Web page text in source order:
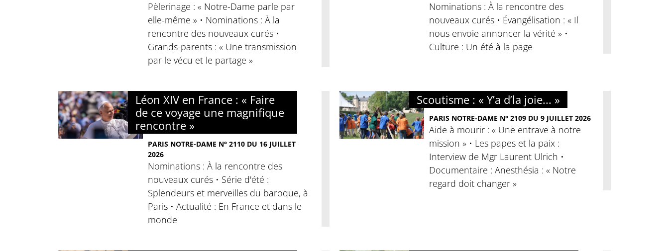
Pèlerinage : « Notre-Dame parle par
elle-même » • Nominations : À la
rencontre des nouveaux curés •
Grands-parents : « Une transmission
par le vécu et le partage »
Nominations : À la rencontre des
nouveaux curés • Évangélisation : « Il
nous envoie annoncer la vérité » •
Culture : Un été à la page
Léon XIV en France : « Faire
de ce voyage une magnifique
rencontre »
PARIS NOTRE-DAME N° 2110 DU 16 JUILLET
2026
Nominations : À la rencontre des
nouveaux curés • Série d'été :
Splendeurs et merveilles du baroque, à
Paris • Actualité : En France et dans le
monde
Scoutisme : « Y’a d’la joie... »
PARIS NOTRE-DAME N° 2109 DU 9 JUILLET 2026
Aide à mourir : « Une entrave à notre
mission » • Les papes et la paix :
Interview de Mgr Laurent Ulrich •
Documentaire : Anesthésia : « Notre
regard doit changer »